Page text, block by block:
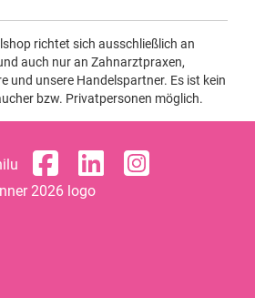
richtet sich ausschließlich an
auch nur an Zahnarztpraxen,
und unsere Handelspartner. Es ist kein
bzw. Privatpersonen möglich.